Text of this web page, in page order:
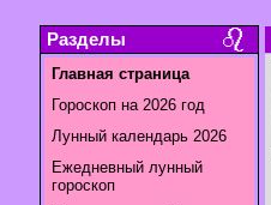
Разделы
Главная страница
Гороскоп на 2026 год
Лунный календарь 2026
Ежедневный лунный
гороскоп